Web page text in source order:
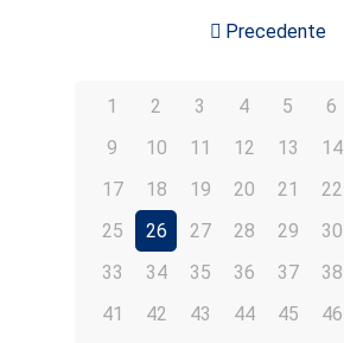
Precedente
1 2 3 4 5 6
9
10 11 12 13 14
17
18 19 20 21 22
25
26 27 28 29 30
33
34 35 36 37 38
41
42 43 44 45 46